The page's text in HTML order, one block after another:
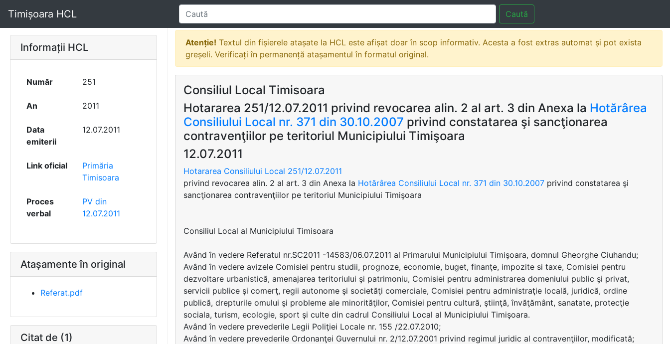
Timișoara HCL Caută
Informații HCL
Număr 251
An 2011
Data
emiterii
12.07.2011
Link oficial
Primăria
Timisoara
Proces
verbal
PV din
12.07.2011
Atașamente în original
Referat.pdf
Citat de (1)
Atenție! Textul din fișierele atașate la HCL este afișat doar în scop informativ. Acesta a fost extras automat și pot exista
greșeli. Verificați în permanență atașamentul în formatul original.
Consiliul Local Timisoara
Hotararea 251/12.07.2011 privind revocarea alin. 2 al art. 3 din Anexa la Hotărârea
Consiliului Local nr. 371 din 30.10.2007 privind constatarea şi sancţionarea
contravenţiilor pe teritoriul Municipiului Timişoara
12.07.2011
Hotararea Consiliului Local 251/12.07.2011
privind revocarea alin. 2 al art. 3 din Anexa la Hotărârea Consiliului Local nr. 371 din 30.10.2007 privind constatarea şi
sancţionarea contravenţiilor pe teritoriul Municipiului Timişoara
Consiliul Local al Municipiului Timisoara
Având în vedere Referatul nr.SC2011 -14583/06.07.2011 al Primarului Municipiului Timişoara, domnul Gheorghe Ciuhandu;
Având în vedere avizele Comisiei pentru studii, prognoze, economie, buget, finanţe, impozite si taxe, Comisiei pentru
dezvoltare urbanistică, amenajarea teritoriului şi patrimoniu, Comisiei pentru administrarea domeniului public şi privat,
servicii publice şi comerţ, regii autonome şi societăţi comerciale, Comisiei pentru administraţie locală, juridică, ordine
publică, drepturile omului şi probleme ale minorităţilor, Comisiei pentru cultură, ştiinţă, învăţământ, sanatate, protecţie
sociala, turism, ecologie, sport şi culte din cadrul Consiliului Local al Municipiului Timişoara.
Având în vedere prevederile Legii Poliţiei Locale nr. 155 /22.07.2010;
Având în vedere prevederile Ordonanţei Guvernului nr. 2/12.07.2001 privind regimul juridic al contravenţiilor, modificată;